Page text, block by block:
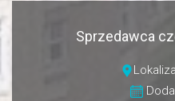
Sprzedawca